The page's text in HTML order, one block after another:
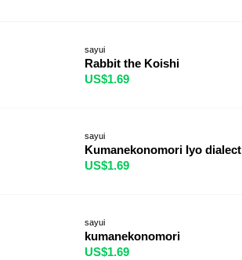
sayui
Rabbit the Koishi
US$1.69
sayui
Kumanekonomori Iyo dialect
US$1.69
sayui
kumanekonomori
US$1.69